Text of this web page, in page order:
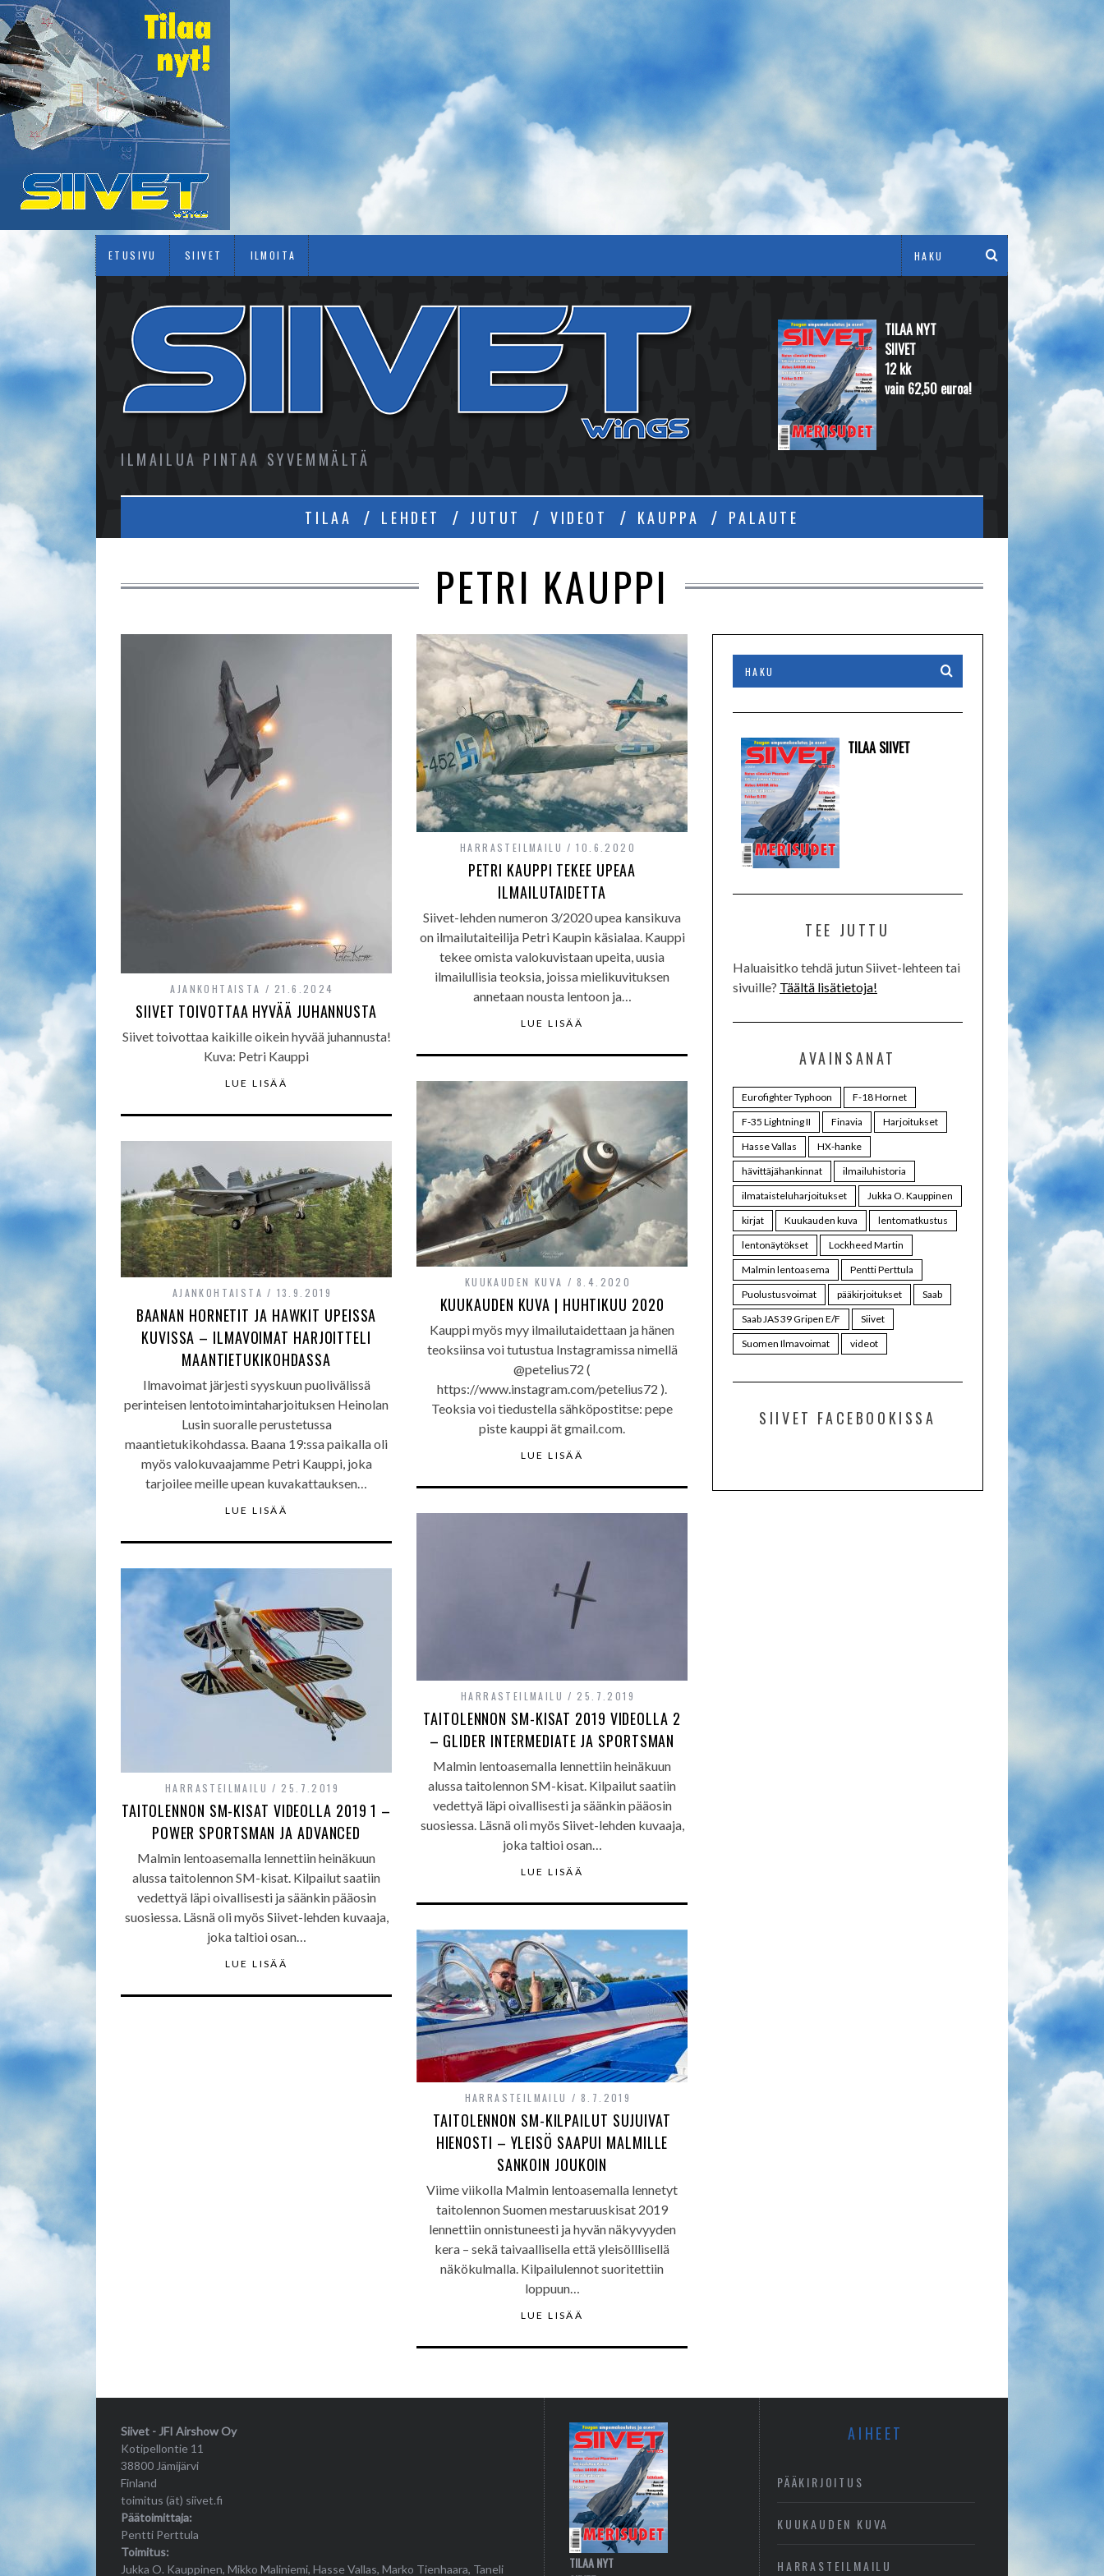
ETUSIVU SIIVET ILMOITA
ILMAILUA PINTAA SYVEMMÄLTÄ
TILAA NYT
SIIVET
12 kk
vain 62,50 euroa!
TILAA LEHDET JUTUT VIDEOT KAUPPA PALAUTE
PETRI KAUPPI
AJANKOHTAISTA 21.6.2024
SIIVET TOIVOTTAA HYVÄÄ JUHANNUSTA
Siivet toivottaa kaikille oikein hyvää juhannusta!
Kuva: Petri Kauppi
LUE LISÄÄ
HARRASTEILMAILU 10.6.2020
PETRI KAUPPI TEKEE UPEAA
ILMAILUTAIDETTA
Siivet-lehden numeron 3/2020 upea kansikuva
on ilmailutaiteilija Petri Kaupin käsialaa. Kauppi
tekee omista valokuvistaan upeita, uusia
ilmailullisia teoksia, joissa mielikuvituksen
annetaan nousta lentoon ja…
LUE LISÄÄ
KUUKAUDEN KUVA 8.4.2020
KUUKAUDEN KUVA | HUHTIKUU 2020
Kauppi myös myy ilmailutaidettaan ja hänen
teoksiinsa voi tutustua Instagramissa nimellä
@petelius72 (
https://www.instagram.com/petelius72 ).
Teoksia voi tiedustella sähköpostitse: pepe
piste kauppi ät gmail.com.
LUE LISÄÄ
AJANKOHTAISTA 13.9.2019
BAANAN HORNETIT JA HAWKIT UPEISSA
KUVISSA – ILMAVOIMAT HARJOITTELI
MAANTIETUKIKOHDASSA
Ilmavoimat järjesti syyskuun puolivälissä
perinteisen lentotoimintaharjoituksen Heinolan
Lusin suoralle perustetussa
maantietukikohdassa. Baana 19:ssa paikalla oli
myös valokuvaajamme Petri Kauppi, joka
tarjoilee meille upean kuvakattauksen…
LUE LISÄÄ
HARRASTEILMAILU 25.7.2019
TAITOLENNON SM-KISAT 2019 VIDEOLLA 2
– GLIDER INTERMEDIATE JA SPORTSMAN
Malmin lentoasemalla lennettiin heinäkuun
alussa taitolennon SM-kisat. Kilpailut saatiin
vedettyä läpi oivallisesti ja säänkin pääosin
suosiessa. Läsnä oli myös Siivet-lehden kuvaaja,
joka taltioi osan…
LUE LISÄÄ
HARRASTEILMAILU 25.7.2019
TAITOLENNON SM-KISAT VIDEOLLA 2019 1 –
POWER SPORTSMAN JA ADVANCED
Malmin lentoasemalla lennettiin heinäkuun
alussa taitolennon SM-kisat. Kilpailut saatiin
vedettyä läpi oivallisesti ja säänkin pääosin
suosiessa. Läsnä oli myös Siivet-lehden kuvaaja,
joka taltioi osan…
LUE LISÄÄ
HARRASTEILMAILU 8.7.2019
TAITOLENNON SM-KILPAILUT SUJUIVAT
HIENOSTI – YLEISÖ SAAPUI MALMILLE
SANKOIN JOUKOIN
Viime viikolla Malmin lentoasemalla lennetyt
taitolennon Suomen mestaruuskisat 2019
lennettiin onnistuneesti ja hyvän näkyvyyden
kera – sekä taivaallisella että yleisölllisellä
näkökulmalla. Kilpailulennot suoritettiin
loppuun…
LUE LISÄÄ
TILAA SIIVET
TEE JUTTU
Haluaisitko tehdä jutun Siivet-lehteen tai
sivuille? Täältä lisätietoja!
AVAINSANAT
Eurofighter Typhoon
F-18 Hornet
F-35 Lightning II
Finavia
Harjoitukset
Hasse Vallas
HX-hanke
hävittäjähankinnat
ilmailuhistoria
ilmataisteluharjoitukset
Jukka O. Kauppinen
kirjat
Kuukauden kuva
lentomatkustus
lentonäytökset
Lockheed Martin
Malmin lentoasema
Pentti Perttula
Puolustusvoimat
pääkirjoitukset
Saab
Saab JAS 39 Gripen E/F
Siivet
Suomen Ilmavoimat
videot
SIIVET FACEBOOKISSA
Siivet - JFI Airshow Oy
Kotipellontie 11
38800 Jämijärvi
Finland
toimitus (ät) siivet.fi
Päätoimittaja:
Pentti Perttula
Toimitus:
Jukka O. Kauppinen, Mikko Maliniemi, Hasse Vallas, Marko Tienhaara, Taneli
TILAA NYT
AIHEET
PÄÄKIRJOITUS
KUUKAUDEN KUVA
HARRASTEILMAILU